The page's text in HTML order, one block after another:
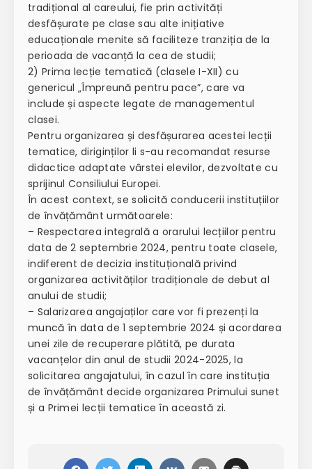
tradițional al careului, fie prin activități
desfășurate pe clase sau alte inițiative
educaționale menite să faciliteze tranziția de la
perioada de vacanță la cea de studii;
2) Prima lecție tematică (clasele I-XII) cu
genericul „Împreună pentru pace”, care va
include și aspecte legate de managementul
clasei.
Pentru organizarea și desfășurarea acestei lecții
tematice, diriginților li s-au recomandat resurse
didactice adaptate vârstei elevilor, dezvoltate cu
sprijinul Consiliului Europei.
În acest context, se solicită conducerii instituțiilor
de învățământ următoarele:
– Respectarea integrală a orarului lecțiilor pentru
data de 2 septembrie 2024, pentru toate clasele,
indiferent de decizia instituțională privind
organizarea activităților tradiționale de debut al
anului de studii;
– Salarizarea angajaților care vor fi prezenți la
muncă în data de 1 septembrie 2024 și acordarea
unei zile de recuperare plătită, pe durata
vacanțelor din anul de studii 2024-2025, la
solicitarea angajatului, în cazul în care instituția
de învățământ decide organizarea Primului sunet
și a Primei lecții tematice în această zi.